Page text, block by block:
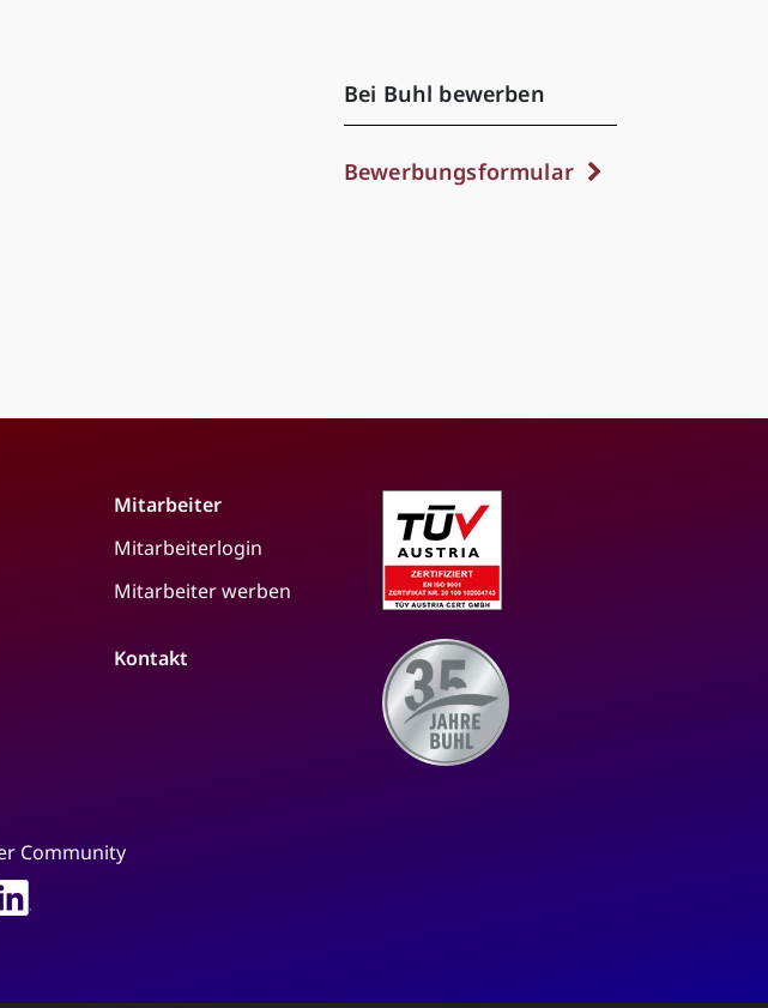
Bei Buhl bewerben
Bewerbungsformular
Mitarbeiter
Mitarbeiterlogin
Mitarbeiter werben
Kontakt
Community